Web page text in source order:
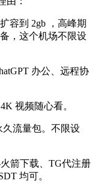
容到 2gb ，高峰期
，这个机场不限设
办公、远程协
视频随心看。
久流量包。不限设
箭下载、TG代注册
均可。